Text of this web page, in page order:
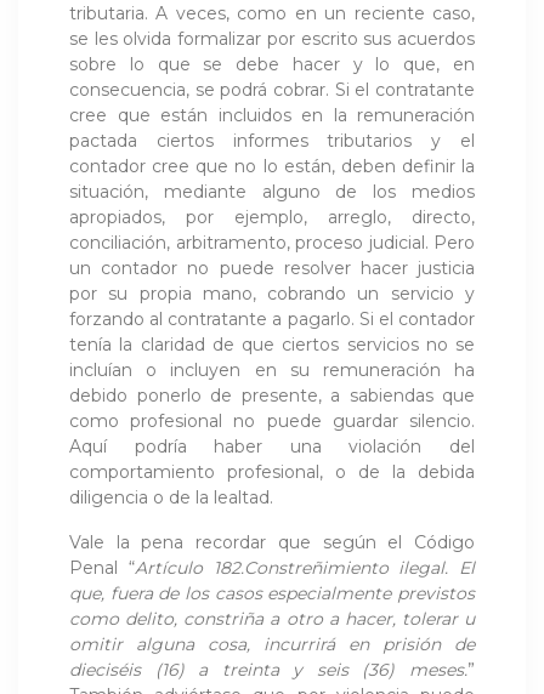
tributaria. A veces, como en un reciente caso,
se les olvida formalizar por escrito sus acuerdos
sobre lo que se debe hacer y lo que, en
consecuencia, se podrá cobrar. Si el contratante
cree que están incluidos en la remuneración
pactada ciertos informes tributarios y el
contador cree que no lo están, deben definir la
situación, mediante alguno de los medios
apropiados, por ejemplo, arreglo, directo,
conciliación, arbitramento, proceso judicial. Pero
un contador no puede resolver hacer justicia
por su propia mano, cobrando un servicio y
forzando al contratante a pagarlo. Si el contador
tenía la claridad de que ciertos servicios no se
incluían o incluyen en su remuneración ha
debido ponerlo de presente, a sabiendas que
como profesional no puede guardar silencio.
Aquí podría haber una violación del
comportamiento profesional, o de la debida
diligencia o de la lealtad.
Vale la pena recordar que según el Código
Penal “Artículo 182.Constreñimiento ilegal. El
que, fuera de los casos especialmente previstos
como delito, constriña a otro a hacer, tolerar u
omitir alguna cosa, incurrirá en prisión de
dieciséis (16) a treinta y seis (36) meses.”